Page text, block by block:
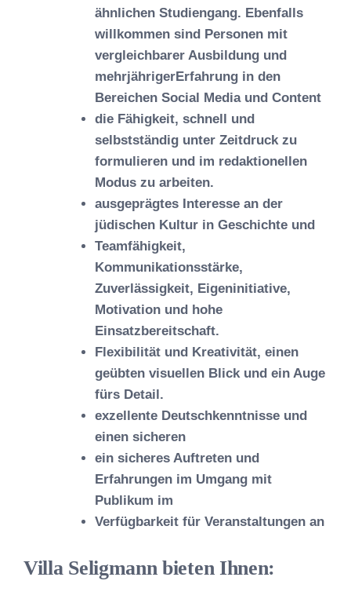
ähnlichen Studiengang. Ebenfalls
willkommen sind Personen mit
vergleichbarer Ausbildung und
mehrjährigerErfahrung in den
Bereichen Social Media und Content
die Fähigkeit, schnell und
selbstständig unter Zeitdruck zu
formulieren und im redaktionellen
Modus zu arbeiten.
ausgeprägtes Interesse an der
jüdischen Kultur in Geschichte und
Teamfähigkeit,
Kommunikationsstärke,
Zuverlässigkeit, Eigeninitiative,
Motivation und hohe
Einsatzbereitschaft.
Flexibilität und Kreativität, einen
geübten visuellen Blick und ein Auge
fürs Detail.
exzellente Deutschkenntnisse und
einen sicheren
ein sicheres Auftreten und
Erfahrungen im Umgang mit
Publikum im
Verfügbarkeit für Veranstaltungen an
Villa Seligmann bieten Ihnen: